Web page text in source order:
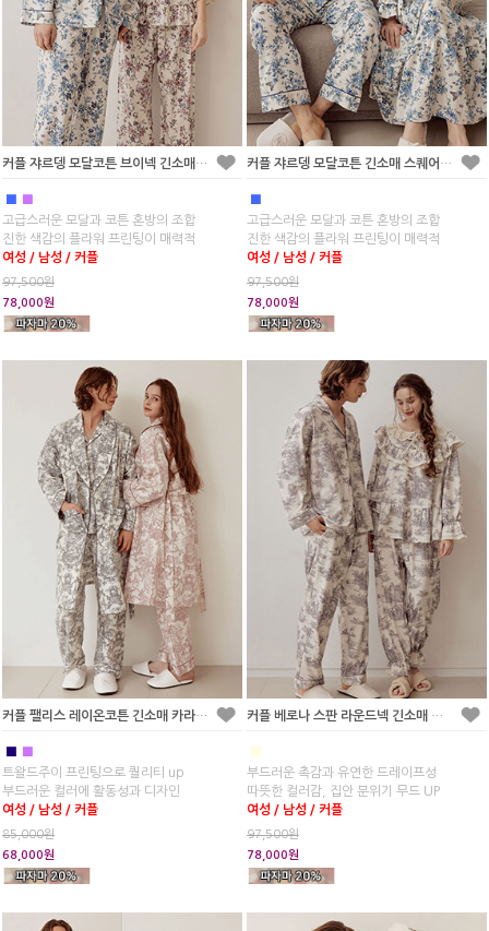
커플 쟈르뎅 모달코튼 브이넥 긴소매 투피스 잠옷
■
고급스러운 모달과 코튼 혼방의 조합
진한 색감의 플라워 프린팅이 매력적
여성 / 남성 / 커플
97,500원
78,000원
커플 쟈르뎅 모달코튼 긴소매 스퀘어넥 원피스 잠옷
■
고급스러운 모달과 코튼 혼방의 조합
진한 색감의 플라워 프린팅이 매력적
여성 / 남성 / 커플
97,500원
78,000원
커플 팰리스 레이온코튼 긴소매 카라 투피스 로브 잠옷
■ ■
트왈드주이 프린팅으로 퀄리티 up
부드러운 컬러에 활동성과 디자인
여성 / 남성 / 커플
85,000원
68,000원
커플 베로나 스판 라운드넥 긴소매 투피스 잠옷
■
부드러운 촉감과 유연한 드레이프성
따뜻한 컬러감, 집안 분위기 무드 UP
여성 / 남성 / 커플
97,500원
78,000원